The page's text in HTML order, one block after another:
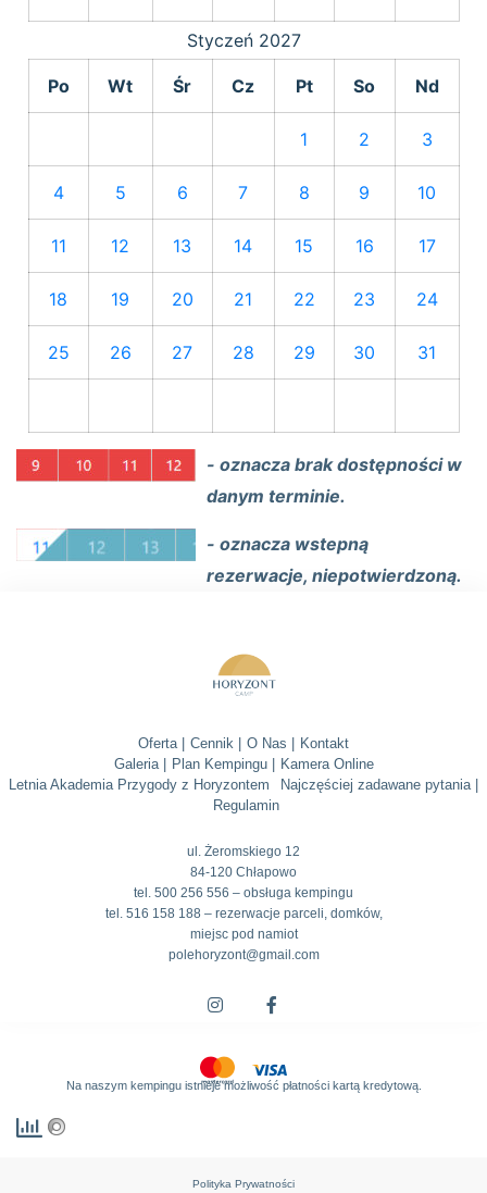
Styczeń 2027
Po Wt Śr Cz Pt So Nd
1 2 3
4 5 6 7 8 9 10
11 12 13 14 15 16 17
18 19 20 21 22 23 24
25 26 27 28 29 30 31
- oznacza brak dostępności w
danym terminie.
- oznacza wstepną
rezerwacje, niepotwierdzoną.
Oferta | Cennik | O Nas |
Kontakt
Galeria |
Plan Kempingu |
Kamera Online
Letnia Akademia Przygody z Horyzontem
Najczęściej zadawane pytania |
Regulamin
ul. Żeromskiego 12
84-120 Chłapowo
tel. 500 256 556 – obsługa kempingu
tel. 516 158 188 – rezerwacje parceli, domków,
miejsc pod namiot
polehoryzont@gmail.com
Na naszym kempingu istnieje możliwość płatności kartą kredytową.
Polityka Prywatności